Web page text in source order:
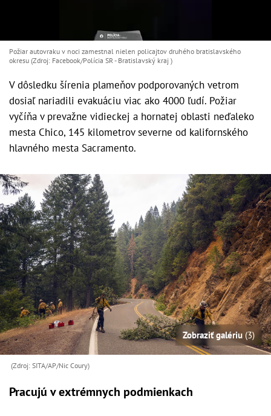
Požiar autovraku v noci zamestnal nielen policajtov druhého bratislavského
okresu (Zdroj: Facebook/Polícia SR - Bratislavský kraj )
V dôsledku šírenia plameňov podporovaných vetrom
dosiaľ nariadili evakuáciu viac ako 4000 ľudí. Požiar
vyčíňa v prevažne vidieckej a hornatej oblasti neďaleko
mesta Chico, 145 kilometrov severne od kalifornského
hlavného mesta Sacramento.
Zobraziť galériu (3)
(Zdroj: SITA/AP/Nic Coury)
Pracujú v extrémnych podmienkach